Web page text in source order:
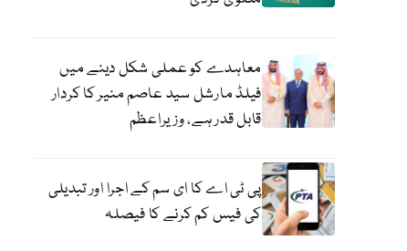
معاہدے کو عملی شکل دینے میں
فیلڈ مارشل سید عاصم منیر کا کردار
قابل قدر ہے، وزیراعظم
پی ٹی اے کا ای سم کے اجرا اور تبدیلی
کی فیس کم کرنے کا فیصلہ